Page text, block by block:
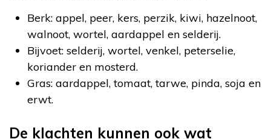
Berk: appel, peer, kers, perzik, kiwi, hazelnoot,
walnoot, wortel, aardappel en selderij.
Bijvoet: selderij, wortel, venkel, peterselie,
koriander en mosterd.
Gras: aardappel, tomaat, tarwe, pinda, soja en
erwt.
De klachten kunnen ook wat